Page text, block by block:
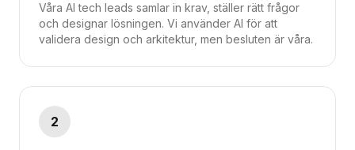
Våra AI tech leads samlar in krav, ställer rätt frågor
och designar lösningen. Vi använder AI för att
validera design och arkitektur, men besluten är våra.
2